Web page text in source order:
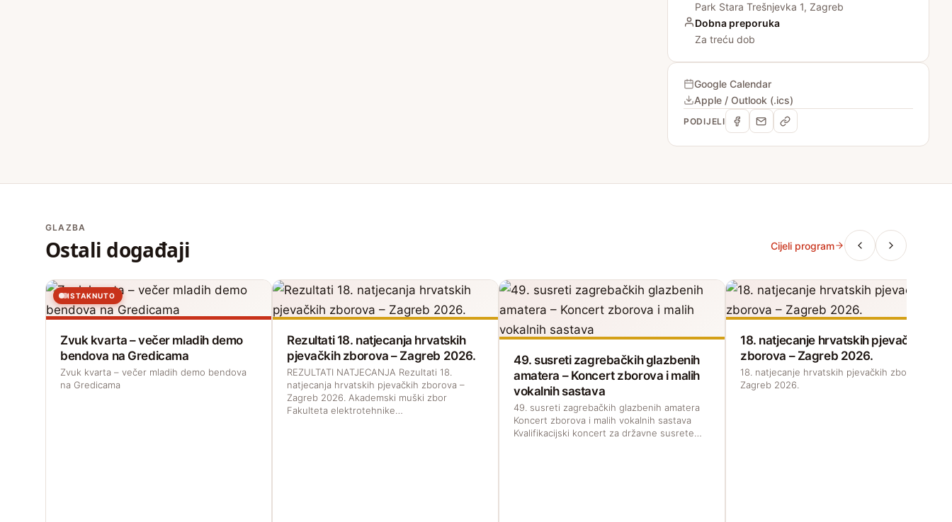
Park Stara Trešnjevka 1, Zagreb
Dobna preporuka
Za treću dob
Google Calendar
Apple / Outlook (.ics)
PODIJELI
GLAZBA
Ostali događaji Cijeli program
ISTAKNUTO
Zvuk kvarta – večer mladih demo
bendova na Gredicama
Zvuk kvarta – večer mladih demo bendova
na Gredicama
Rezultati 18. natjecanja hrvatskih
pjevačkih zborova – Zagreb 2026.
REZULTATI NATJECANJA Rezultati 18.
natjecanja hrvatskih pjevačkih zborova –
Zagreb 2026. Akademski muški zbor
Fakulteta elektrotehnike…
49. susreti zagrebačkih glazbenih
amatera – Koncert zborova i malih
vokalnih sastava
49. susreti zagrebačkih glazbenih amatera
Koncert zborova i malih vokalnih sastava
Kvalifikacijski koncert za državne susrete…
18. natjecanje hrvatskih pjevačkih
zborova – Zagreb 2026.
18. natjecanje hrvatskih pjevačkih zborova –
Zagreb 2026.